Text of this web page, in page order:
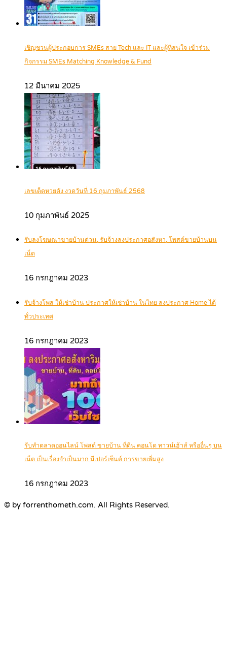
เชิญชวนผู้ประกอบการ SMEs สาย Tech และ IT และผู้ที่สนใจ เข้าร่วม
กิจกรรม SMEs Matching Knowledge & Fund
12 มีนาคม 2025
เลขเด็ดหวยดัง งวดวันที่ 16 กุมภาพันธ์ 2568
10 กุมภาพันธ์ 2025
รับลงโฆษณาขายบ้านด่วน, รับจ้างลงประกาศอสังหา, โพสต์ขายบ้านบน
เน็ต
16 กรกฎาคม 2023
รับจ้างโพส ให้เช่าบ้าน ประกาศให้เช่าบ้าน ในไทย ลงประกาศ Home ได้
ทั่วประเทศ
16 กรกฎาคม 2023
รับทำตลาดออนไลน์ โพสต์ ขายบ้าน ที่ดิน คอนโด ทาวน์เฮ้าส์ หรืออื่นๆ บน
เน็ต เป็นเรื่องจำเป็นมาก มีเปอร์เซ็นต์ การขายเพิ่มสูง
16 กรกฎาคม 2023
© by forrenthometh.com. All Rights Reserved.